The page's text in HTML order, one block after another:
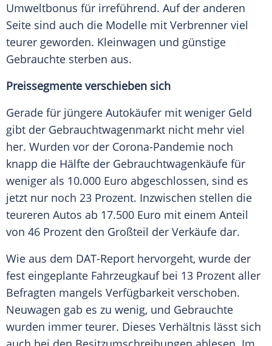
Umweltbonus für irreführend. Auf der anderen
Seite sind auch die Modelle mit Verbrenner viel
teurer geworden. Kleinwagen und günstige
Gebrauchte sterben aus.
Preissegmente verschieben sich
Gerade für jüngere Autokäufer mit weniger Geld
gibt der Gebrauchtwagenmarkt nicht mehr viel
her. Wurden vor der Corona-Pandemie noch
knapp die Hälfte der Gebrauchtwagenkäufe für
weniger als 10.000 Euro abgeschlossen, sind es
jetzt nur noch 23 Prozent. Inzwischen stellen die
teureren Autos ab 17.500 Euro mit einem Anteil
von 46 Prozent den Großteil der Verkäufe dar.
Wie aus dem DAT-Report hervorgeht, wurde der
fest eingeplante Fahrzeugkaufbei 13 Prozent aller
Befragten mangels Verfügbarkeit verschoben.
Neuwagen gab es zu wenig, und Gebrauchte
wurden immer teurer. Dieses Verhältnis lässt sich